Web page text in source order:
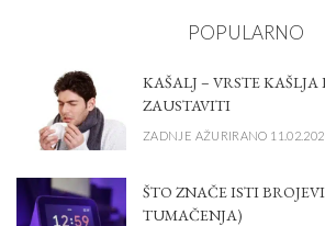
POPULARNO
KAŠALJ – VRSTE
ZAUSTAVITI
ZADNJE AŽURIRANO
ŠTO ZNAČE ISTI
TUMAČENJA)